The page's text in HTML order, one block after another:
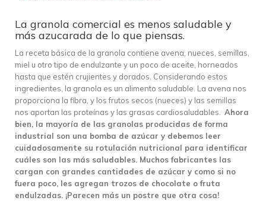
La granola comercial es menos saludable y
más azucarada de lo que piensas.
La receta básica de la granola contiene avena, nueces, semillas,
miel u otro tipo de endulzante y un poco de aceite, horneados
hasta que estén crujientes y dorados. Considerando estos
ingredientes, la granola es un alimento saludable. La avena nos
proporciona la fibra, y los frutos secos (nueces) y las semillas
nos aportan las proteínas y las grasas cardiosaludables. Ahora
bien, la mayoría de las granolas producidas de forma
industrial son una bomba de azúcar y debemos leer
cuidadosamente su rotulación nutricional para identificar
cuáles son las más saludables. Muchos fabricantes las
cargan con grandes cantidades de azúcar y como si no
fuera poco, les agregan trozos de chocolate o fruta
endulzadas. ¡Parecen más un postre que otra cosa!